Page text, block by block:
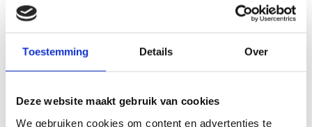
Toestemming Details Over
Deze website maakt gebruik van cookies
We gebruiken cookies om content en advertenties te
minimaal op voorraad is. Zo weet je dat dit
leverancier.
voorraadbeheer software?